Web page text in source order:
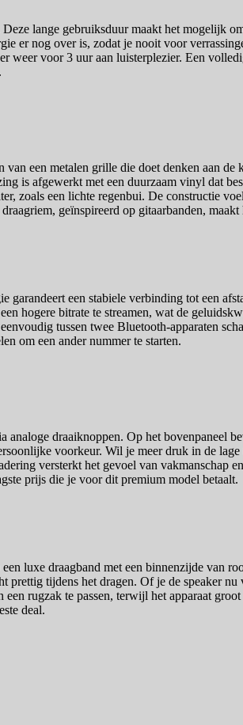
lange gebruiksduur maakt het mogelijk
er nog over is, zodat je nooit voor
weer voor 3 uur aan luisterplezier. Een
een metalen grille die doet denken aan de
is afgewerkt met een duurzaam vinyl dat
zoals een lichte regenbui. De constructie
geïnspireerd op gitaarbanden, maakt
een stabiele verbinding tot een
hogere bitrate te streamen, wat de
tussen twee Bluetooth-apparaten
om een ander nummer te starten.
draaiknoppen. Op het bovenpaneel
voorkeur. Wil je meer druk in de
versterkt het gevoel van vakmanschap
prijs die je voor dit premium model betaalt.
luxe draagband met een binnenzijde van
tijdens het dragen. Of je de speaker
rugzak te passen, terwijl het apparaat groot
deal.